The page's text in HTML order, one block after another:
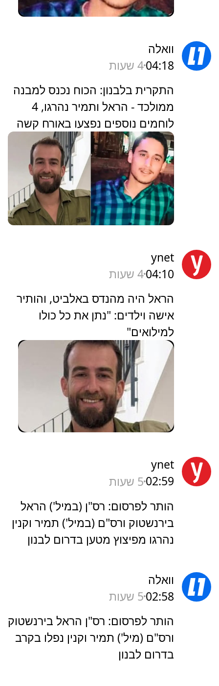
וואלה
04:184 שעות
התקרית בלבנון: הכוח נכנס למבנה
ממולכד - הראל ותמיר נהרגו, 4
לוחמים נוספים נפצעו באורח קשה
ynet
04:104 שעות
הראל היה מהנדס באלביט, והותיר
אישה וילדים: "נתן את כל כולו
למילואים"
ynet
02:595 שעות
הותר לפרסום: רס"ן (במיל') הראל
בירנשטוק ורס"ם (במיל') תמיר וקנין
נהרגו מפיצוץ מטען בדרום לבנון
וואלה
02:585 שעות
הותר לפרסום: רס"ן הראל בירנשטוק
ורס"ם (מיל') תמיר וקנין נפלו בקרב
בדרום לבנון